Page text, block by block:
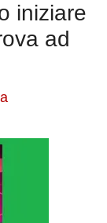
iniziare
ad